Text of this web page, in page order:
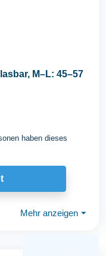
M–L: 45–57
haben dieses
Mehr anzeigen ⏷